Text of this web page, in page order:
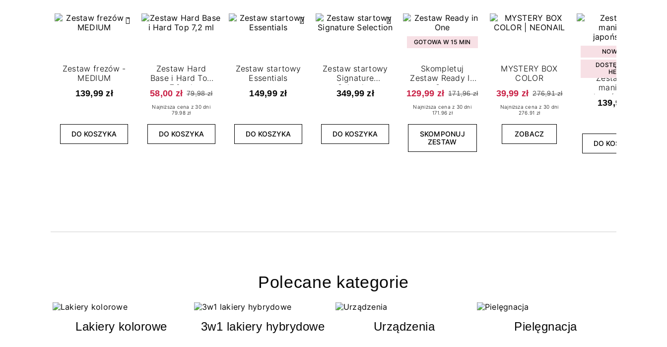
Zestaw frezów -
MEDIUM
139,99 zł
DO KOSZYKA
Zestaw Hard
Base i Hard Top
7,2 ml
58,00 zł 79,98 zł
Najniższa cena z 30 dni
79.98 zł
DO KOSZYKA
Zestaw startowy
Essentials
149,99 zł
DO KOSZYKA
Zestaw startowy
Signature
Selection
349,99 zł
DO KOSZYKA
GOTOWA W 15 MIN
Skompletuj
Zestaw Ready In
One
129,99 zł 171,96 zł
Najniższa cena z 30 dni
171.96 zł
SKOMPONUJ
ZESTAW
MYSTERY BOX
COLOR
39,99 zł 276,91 zł
Najniższa cena z 30 dni
276.91 zł
ZOBACZ
NOWOŚĆ
DOSTĘPNY W
HEBE
Zestaw do
manicure
japońskiego
139,99 zł
DO KOSZYKA
Polecane kategorie
Lakiery kolorowe 3w1 lakiery hybrydowe Urządzenia Pielęgnacja